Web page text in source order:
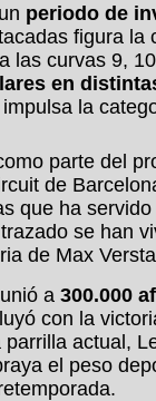
periodo de
figura
las curvas 9,
en
la
parte del
de
que ha
se han
de Max
a 300.000
con la
actual,
el peso